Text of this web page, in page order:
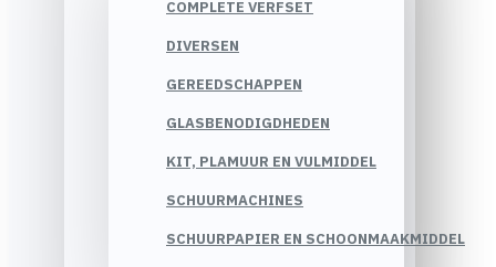
COMPLETE VERFSET
DIVERSEN
GEREEDSCHAPPEN
GLASBENODIGDHEDEN
KIT, PLAMUUR EN VULMIDDEL
SCHUURMACHINES
SCHUURPAPIER EN SCHOONMAAKMIDDEL